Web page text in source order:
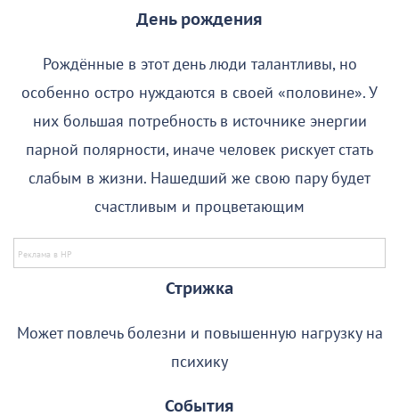
День рождения
Рождённые в этот день люди талантливы, но
особенно остро нуждаются в своей «половине». У
них большая потребность в источнике энергии
парной полярности, иначе человек рискует стать
слабым в жизни. Нашедший же свою пару будет
счастливым и процветающим
Стрижка
Может повлечь болезни и повышенную нагрузку на
психику
События